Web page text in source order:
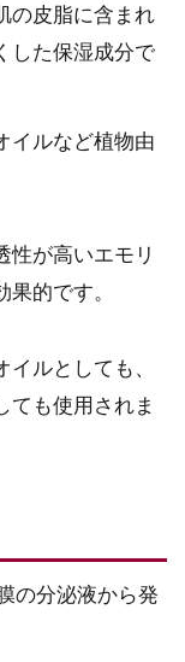
の皮脂に含まれ
した保湿成分で
イルなど植物由
性が高いエモリ
的です。
ルとしても、
ても使用されま
の分泌液から発